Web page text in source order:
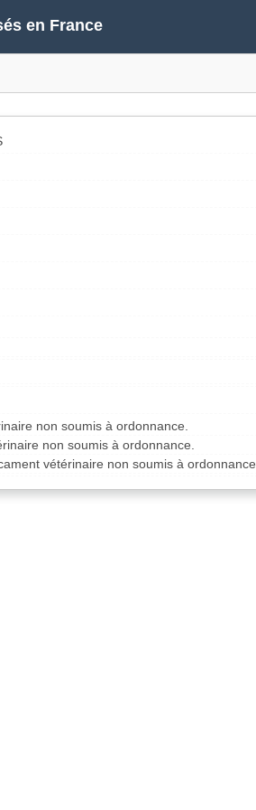
en France
non soumis à ordonnance.
non soumis à ordonnance.
vétérinaire non soumis à ordonnance.